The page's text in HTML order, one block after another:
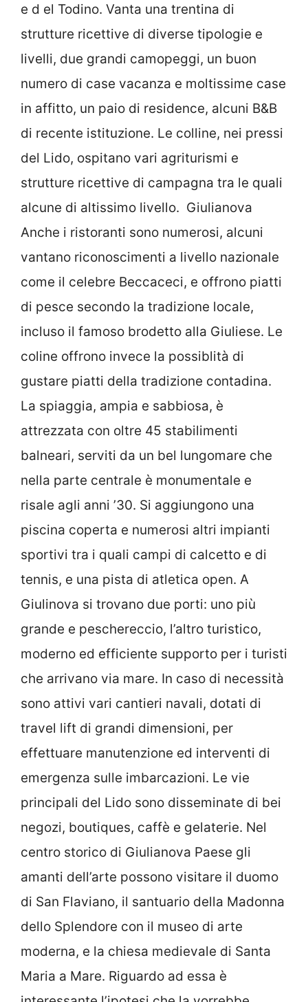
e d el Todino. Vanta una trentina di
strutture ricettive di diverse tipologie e
livelli, due grandi camopeggi, un buon
numero di case vacanza e moltissime case
in affitto, un paio di residence, alcuni B&B
di recente istituzione. Le colline, nei pressi
del Lido, ospitano vari agriturismi e
strutture ricettive di campagna tra le quali
alcune di altissimo livello. Giulianova
Anche i ristoranti sono numerosi, alcuni
vantano riconoscimenti a livello nazionale
come il celebre Beccaceci, e offrono piatti
di pesce secondo la tradizione locale,
incluso il famoso brodetto alla Giuliese. Le
coline offrono invece la possiblità di
gustare piatti della tradizione contadina.
La spiaggia, ampia e sabbiosa, è
attrezzata con oltre 45 stabilimenti
balneari, serviti da un bel lungomare che
nella parte centrale è monumentale e
risale agli anni ’30. Si aggiungono una
piscina coperta e numerosi altri impianti
sportivi tra i quali campi di calcetto e di
tennis, e una pista di atletica open. A
Giulinova si trovano due porti: uno più
grande e peschereccio, l’altro turistico,
moderno ed efficiente supporto per i turisti
che arrivano via mare. In caso di necessità
sono attivi vari cantieri navali, dotati di
travel lift di grandi dimensioni, per
effettuare manutenzione ed interventi di
emergenza sulle imbarcazioni. Le vie
principali del Lido sono disseminate di bei
negozi, boutiques, caffè e gelaterie. Nel
centro storico di Giulianova Paese gli
amanti dell’arte possono visitare il duomo
di San Flaviano, il santuario della Madonna
dello Splendore con il museo di arte
moderna, e la chiesa medievale di Santa
Maria a Mare. Riguardo ad essa è